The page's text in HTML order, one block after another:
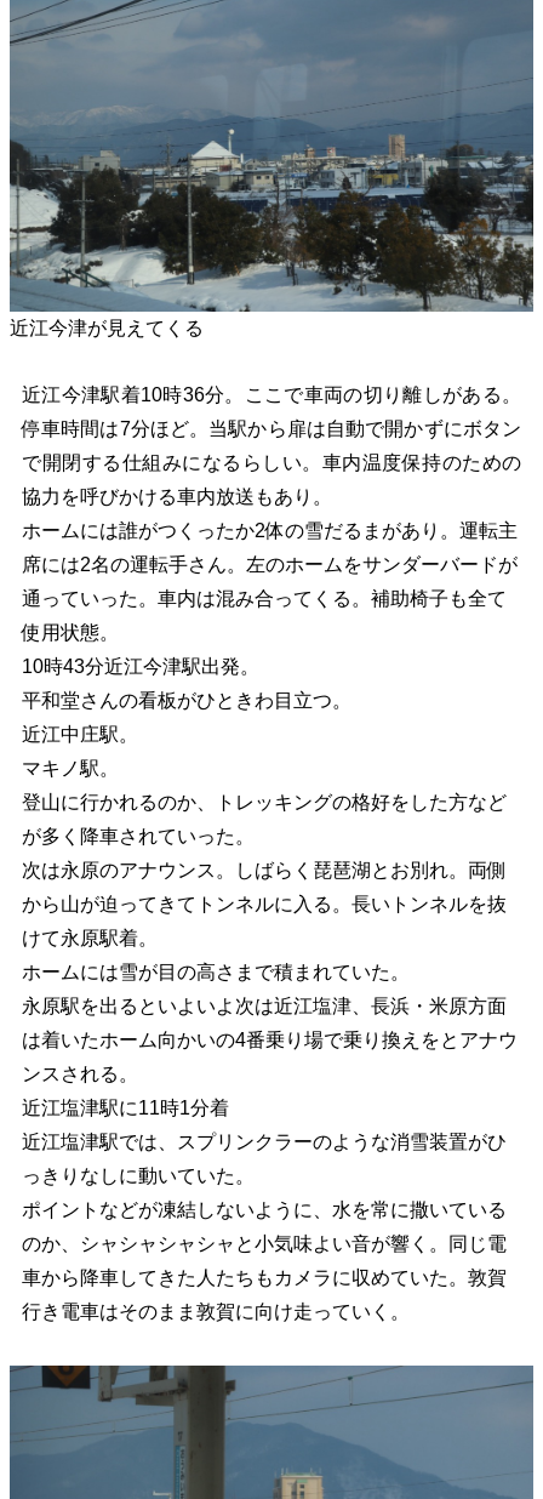
近江今津が見えてくる
近江今津駅着10時36分。ここで車両の切り離しがある。
停車時間は7分ほど。当駅から扉は自動で開かずにボタン
で開閉する仕組みになるらしい。車内温度保持のための
協力を呼びかける車内放送もあり。
ホームには誰がつくったか2体の雪だるまがあり。運転主
席には2名の運転手さん。左のホームをサンダーバードが
通っていった。車内は混み合ってくる。補助椅子も全て
使用状態。
10時43分近江今津駅出発。
平和堂さんの看板がひときわ目立つ。
近江中庄駅。
マキノ駅。
登山に行かれるのか、トレッキングの格好をした方など
が多く降車されていった。
次は永原のアナウンス。しばらく琵琶湖とお別れ。両側
から山が迫ってきてトンネルに入る。長いトンネルを抜
けて永原駅着。
ホームには雪が目の高さまで積まれていた。
永原駅を出るといよいよ次は近江塩津、長浜・米原方面
は着いたホーム向かいの4番乗り場で乗り換えをとアナウ
ンスされる。
近江塩津駅に11時1分着
近江塩津駅では、スプリンクラーのような消雪装置がひ
っきりなしに動いていた。
ポイントなどが凍結しないように、水を常に撒いている
のか、シャシャシャシャと小気味よい音が響く。同じ電
車から降車してきた人たちもカメラに収めていた。敦賀
行き電車はそのまま敦賀に向け走っていく。